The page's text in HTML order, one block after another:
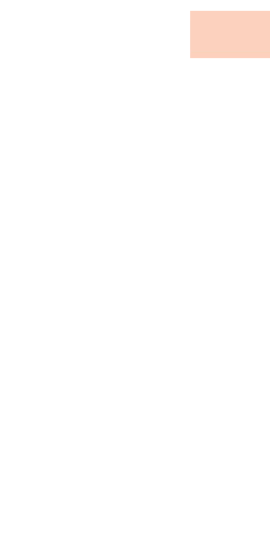
の至ると
今回は
当て、一